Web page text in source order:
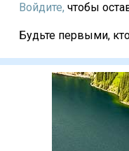
Войдите, чтобы
Будьте первыми,